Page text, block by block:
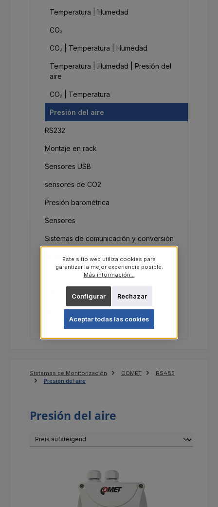
Temperatura | Humedad
CO₂
CO₂ | Temperatura | Humedad
Temperatura | Humedad | Presión del
aire
CO₂ | Temperatura
Presión del aire
RS232
Montaje en rack
Sensores USB
sensores de CO2
Presión barométrica
Sensores
Sistemas de comunicación y conversión
Accesorios
Comet Cloud
Calibración acreditada
Schabus
Sistemas de Monitorización COMET
RS485
Presión del aire
Presión del aire
Este sitio web utiliza cookies para
garantizar la mejor experiencia posible.
Más información...
Rechazar
Configurar
Aceptar todas las cookies